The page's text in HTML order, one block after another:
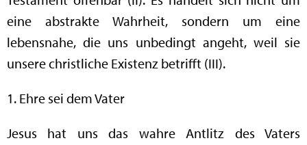
eine abstrakte Wahrheit, sondern um eine
lebensnahe, die uns unbedingt angeht, weil sie
unsere christliche Existenz betrifft (III).
1. Ehre sei dem Vater
Jesus hat uns das wahre Antlitz des Vaters